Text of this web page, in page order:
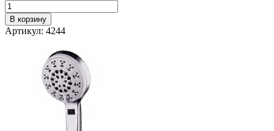
В корзину
Артикул: 4244